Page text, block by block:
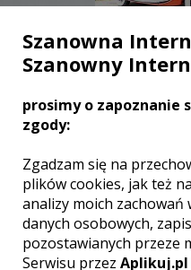
Szanowna
Szanowny
prosimy o zapoznanie
zgody:
Zgadzam się na
plików cookies, jak też
analizy moich zachowań
danych osobowych,
pozostawianych przeze
Serwisu przez Aplikuj.pl